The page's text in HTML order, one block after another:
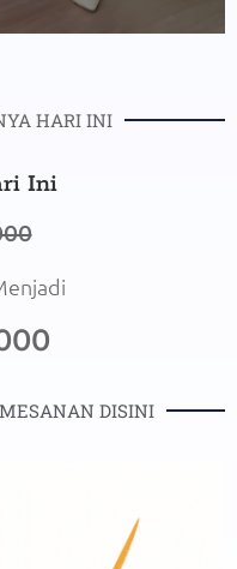
HARI INI
Ini
DISINI